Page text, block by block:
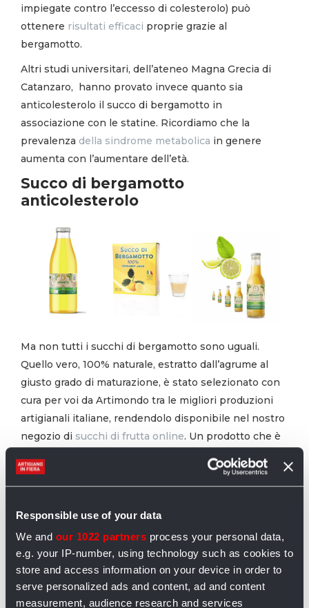
Responsible use of your data
We and our 1022 partners process your personal data,
e.g. your IP-number, using technology such as cookies to
store and access information on your device in order to
serve personalized ads and content, ad and content
measurement, audience research and services
impiegate contro l’eccesso di colesterolo) può
ottenere risultati efficaci proprie grazie al
bergamotto.
Altri studi universitari, dell’ateneo Magna Grecia di
Catanzaro,
hanno provato invece quanto sia
anticolesterolo il succo di bergamotto in
associazione con le statine. Ricordiamo che la
prevalenza della sindrome metabolica in genere
aumenta con l’aumentare dell’età.
Succo di bergamotto
anticolesterolo
Ma non tutti i succhi di bergamotto sono uguali.
Quello vero, 100% naturale, estratto dall’agrume al
giusto grado di maturazione, è stato selezionato con
cura per voi da Artimondo tra le migliori produzioni
artigianali italiane, rendendolo disponibile nel nostro
negozio di succhi di frutta online. Un prodotto che è
prime, per farvi beneficiare al meglio delle proprietà
anticolesterolo, e non solo, del bergamotto o agrume